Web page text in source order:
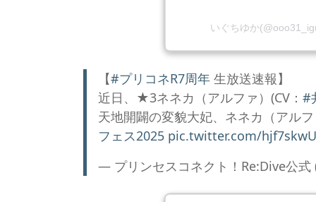
いぐちゆか
【#プリコネR7周年 生放送速報】
近日、★3ネネカ（アルファ）(CV： #
天地開闢の変貌大妃、ネネカ（アル
フェス2025 pic.twitter.com/
— プリンセスコネクト！Re:Dive公